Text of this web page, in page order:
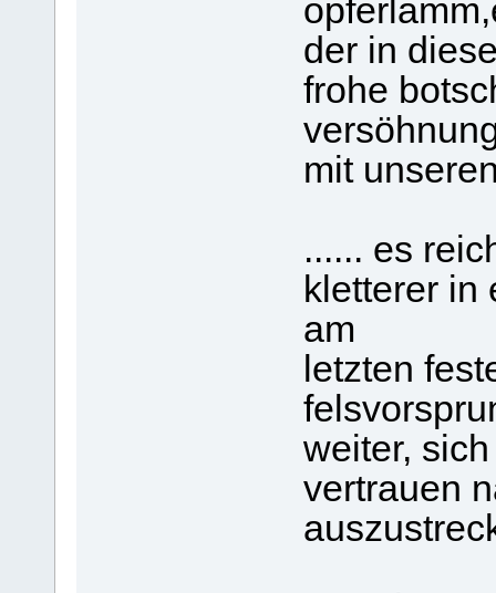
der in
frohe
mit
...... es
kletterer in
am
letzten
weiter,
vertrauen